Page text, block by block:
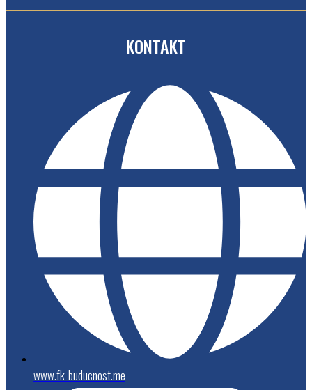
KONTAKT
www.fk-buducnost.me